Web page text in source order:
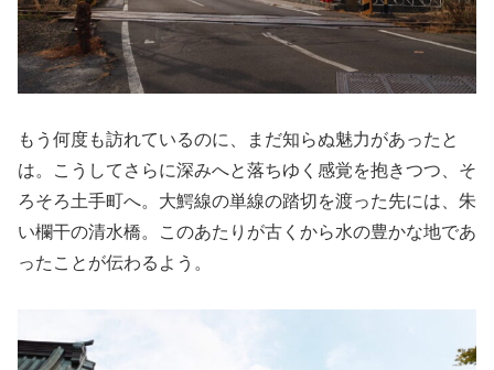
もう何度も訪れているのに、まだ知らぬ魅力があったと
は。こうしてさらに深みへと落ちゆく感覚を抱きつつ、そ
ろそろ土手町へ。大鰐線の単線の踏切を渡った先には、朱
い欄干の清水橋。このあたりが古くから水の豊かな地であ
ったことが伝わるよう。